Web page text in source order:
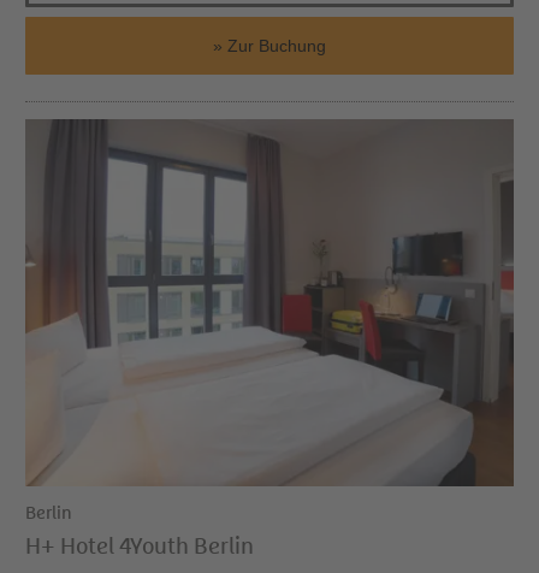
Zur Buchung
Berlin
H+ Hotel 4Youth Berlin